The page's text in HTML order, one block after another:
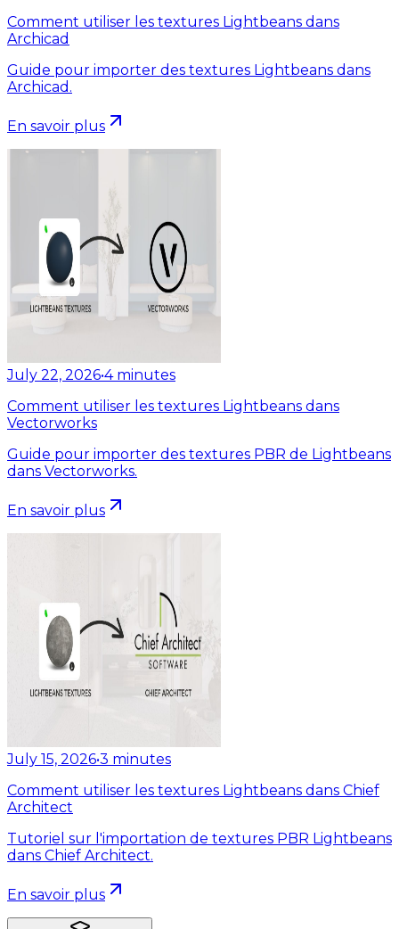
Comment utiliser les textures Lightbeans dans
Archicad
Guide pour importer des textures Lightbeans dans
Archicad.
En savoir plus
July 22, 2026•4 minutes
Comment utiliser les textures Lightbeans dans
Vectorworks
Guide pour importer des textures PBR de Lightbeans
dans Vectorworks.
En savoir plus
July 15, 2026•3 minutes
Comment utiliser les textures Lightbeans dans Chief
Architect
Tutoriel sur l'importation de textures PBR Lightbeans
dans Chief Architect.
En savoir plus